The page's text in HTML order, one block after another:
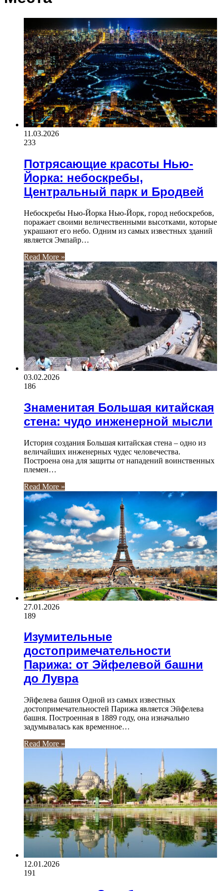
11.03.2026
233
Потрясающие красоты Нью-
Йорка: небоскребы,
Центральный парк и Бродвей
Небоскребы Нью-Йорка Нью-Йорк, город небоскребов,
поражает своими величественными высотками, которые
украшают его небо. Одним из самых известных зданий
является Эмпайр…
Read More »
03.02.2026
186
Знаменитая Большая китайская
стена: чудо инженерной мысли
История создания Большая китайская стена – одно из
величайших инженерных чудес человечества.
Построена она для защиты от нападений воинственных
племен…
Read More »
27.01.2026
189
Изумительные
достопримечательности
Парижа: от Эйфелевой башни
до Лувра
Эйфелева башня Одной из самых известных
достопримечательностей Парижа является Эйфелева
башня. Построенная в 1889 году, она изначально
задумывалась как временное…
Read More »
12.01.2026
191